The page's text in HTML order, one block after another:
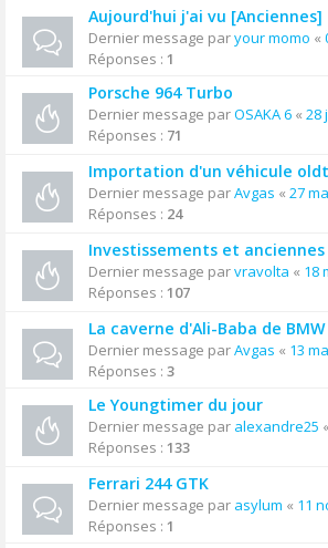
Aujourd'hui j'ai vu [Anciennes]
Dernier message paryour momo «
Réponses : 1
Porsche 964 Turbo
Dernier message parOSAKA 6 « 28
Réponses : 71
Importation d'un véhicule
Dernier message parAvgas « 27
Réponses : 24
Investissements et anciennes
Dernier message parvravolta « 18
Réponses : 107
La caverne d'Ali-Baba de BMW
Dernier message parAvgas « 13
Réponses : 3
Le Youngtimer du jour
Dernier message par alexandre25 «
Réponses : 133
Ferrari 244 GTK
Dernier message par asylum « 11
Réponses : 1